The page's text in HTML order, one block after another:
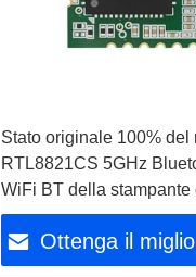
Stato originale 100% del
RTL8821CS 5GHz
WiFi BT della
Ottenga il